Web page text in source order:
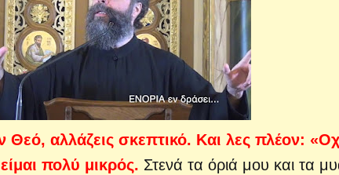
Θεό, αλλάζεις σκεπτικό. Και λες πλέον:
πολύ μικρός. Στενά τα όριά μου και τα